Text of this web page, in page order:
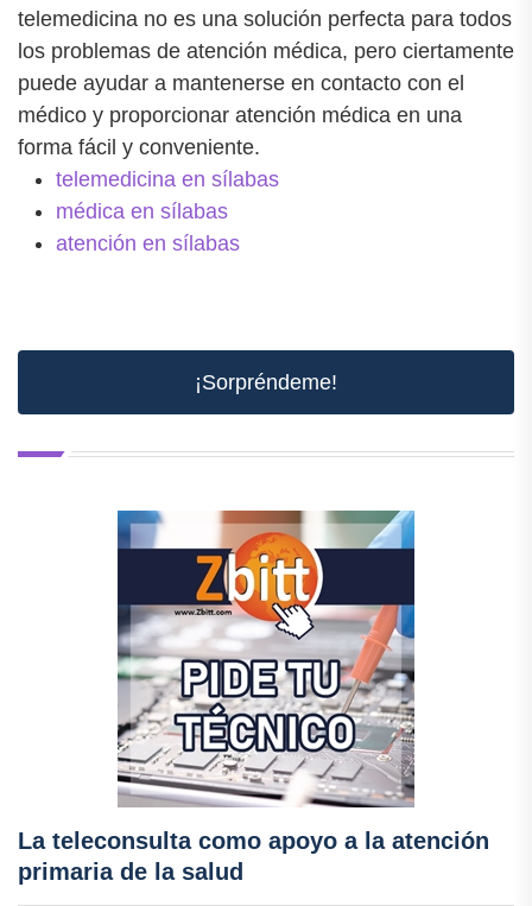
telemedicina no es una solución perfecta para todos
los problemas de atención médica, pero ciertamente
puede ayudar a mantenerse en contacto con el
médico y proporcionar atención médica en una
forma fácil y conveniente.
telemedicina en sílabas
médica en sílabas
atención en sílabas
¡Sorpréndeme!
La teleconsulta como apoyo a la atención
primaria de la salud